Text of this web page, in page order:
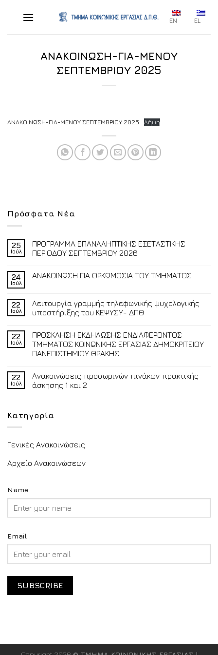
EN EL
ΑΝΑΚΟΙΝΩΣΗ-ΓΙΑ-ΜΕΝΟΥ
ΣΕΠΤΕΜΒΡΙΟΥ 2025
ΑΝΑΚΟΙΝΩΣΗ-ΓΙΑ-ΜΕΝΟΥ ΣΕΠΤΕΜΒΡΙΟΥ 2025 Λήψη
Πρόσφατα Νέα
25
Ιούλ
ΠΡΟΓΡΑΜΜΑ ΕΠΑΝΑΛΗΠΤΙΚΗΣ ΕΞΕΤΑΣΤΙΚΗΣ
ΠΕΡΙΟΔΟΥ ΣΕΠΤΕΜΒΡΙΟΥ 2026
24
Ιούλ
ΑΝΑΚΟΙΝΩΣΗ ΓΙΑ ΟΡΚΩΜΟΣΙΑ ΤΟΥ ΤΜΗΜΑΤΟΣ
22
Ιούλ
Λειτουργία γραμμής τηλεφωνικής ψυχολογικής
υποστήριξης του ΚΕΨΥΣΥ- ΔΠΘ
22
Ιούλ
ΠΡΟΣΚΛΗΣΗ ΕΚΔΗΛΩΣΗΣ ΕΝΔΙΑΦΕΡΟΝΤΟΣ
ΤΜΗΜΑΤΟΣ ΚΟΙΝΩΝΙΚΗΣ ΕΡΓΑΣΙΑΣ ΔΗΜΟΚΡΙΤΕΙΟΥ
ΠΑΝΕΠΙΣΤΗΜΙΟΥ ΘΡΑΚΗΣ
22
Ιούλ
Ανακοινώσεις προσωρινών πινάκων πρακτικής
άσκησης 1 και 2
Κατηγορία
Γενικές Ανακοινώσεις
Αρχείο Ανακοινώσεων
Name
Email